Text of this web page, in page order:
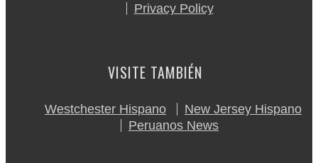
Privacy Policy
VISITE TAMBIÉN
Westchester Hispano
New Jersey Hispano
Peruanos News